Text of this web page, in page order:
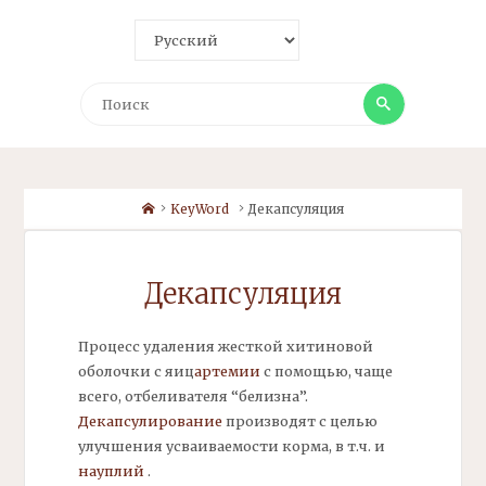
Поиск
HomeKeyWord Декапсуляция
Декапсуляция
Процесс удаления жесткой хитиновой
оболочки с яицартемии с помощью, чаще
всего, отбеливателя “белизна”.
Декапсулирование производят с целью
улучшения усваиваемости корма, в т.ч. и
науплий .